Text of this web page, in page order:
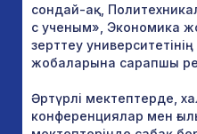
сондай-ақ,
с ученым», Экономика
зерттеу
жобаларына сарапшы
Әртүрлі мектептерде,
конференциялар мен